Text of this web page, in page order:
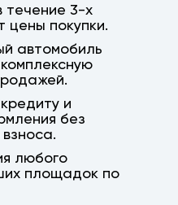
течение 3-х
цены покупки.
автомобиль
и
без
любого
площадок по